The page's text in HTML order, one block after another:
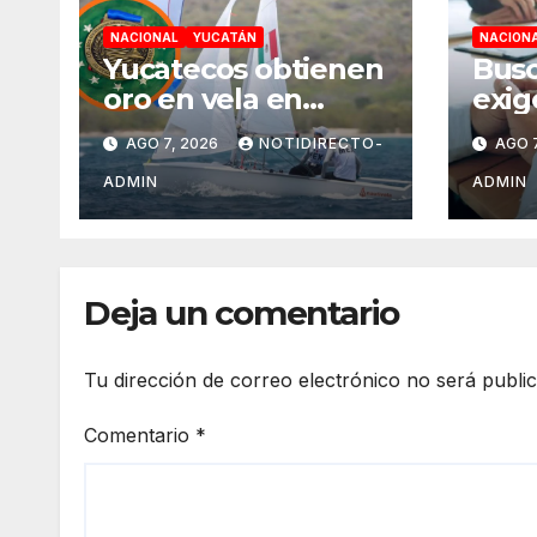
NACIONAL YUCATÁN
Yucatecos obtienen
oro en vela en
Santo Domingo
AGO 7, 2026 NOTIDIRECTO-
ADMIN
AGO
ADMIN
Deja un comentario
Tu dirección de correo electrónico no será
Comentario *